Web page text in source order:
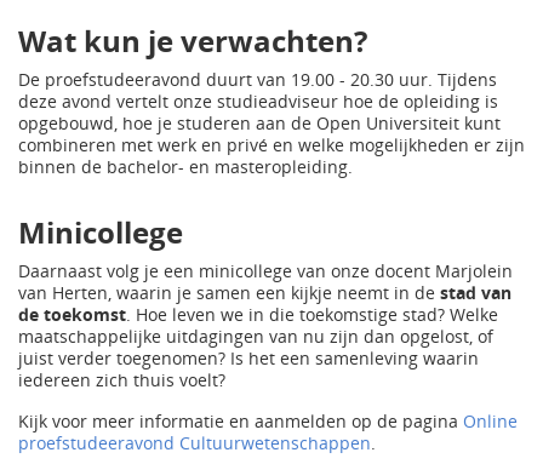
Wat kun je verwachten?
De proefstudeeravond duurt van 19.00 - 20.30 uur. Tijdens
deze avond vertelt onze studieadviseur hoe de opleiding is
opgebouwd, hoe je studeren aan de Open Universiteit kunt
combineren met werk en privé en welke mogelijkheden er zijn
binnen de bachelor- en masteropleiding.
Minicollege
Daarnaast volg je een minicollege van onze docent Marjolein
van Herten, waarin je samen een kijkje neemt in de stad van
de toekomst. Hoe leven we in die toekomstige stad? Welke
maatschappelijke uitdagingen van nu zijn dan opgelost, of
juist verder toegenomen? Is het een samenleving waarin
iedereen zich thuis voelt?
Kijk voor meer informatie en aanmelden op de pagina Online
proefstudeeravond Cultuurwetenschappen.